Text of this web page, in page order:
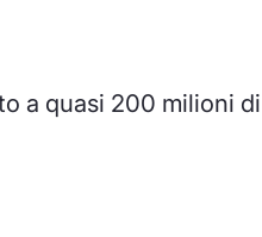
a quasi 200 milioni